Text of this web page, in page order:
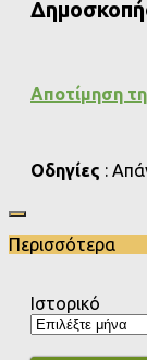
Αποτίμηση
Οδηγίες :
Περισσότερα
Ιστορικό